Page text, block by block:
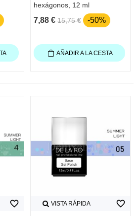
hexágonos, 12 ml
7,88 € 15,75 € -50%
AÑADIR A LA CESTA
favorite_border VISTA RÁPIDA favorite_border